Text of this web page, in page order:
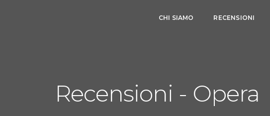
CHI SIAMO RECENSIONI
Recensioni - Opera